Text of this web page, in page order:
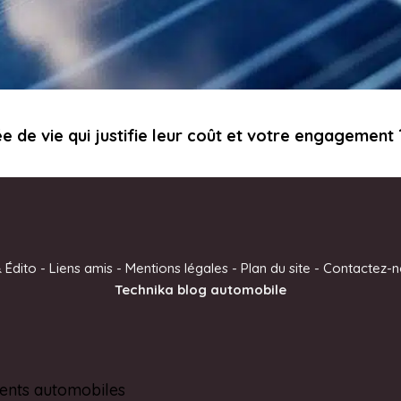
de vie qui justifie leur coût et votre engagement
Édito - Liens amis- Mentions légales- Plan du site - Contactez-
Technika blog automobile
automobiles